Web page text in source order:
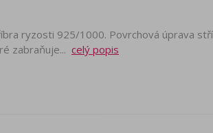
ryzosti 925/1000. Povrchová úprava
zabraňuje... celý popis